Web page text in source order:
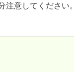
注意してください。